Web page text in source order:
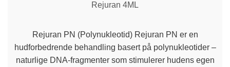
Rejuran 4ML
Rejuran PN (Polynukleotid) Rejuran PN er en
hudforbedrende behandling basert på polynukleotider –
naturlige DNA-fragmenter som stimulerer hudens egen